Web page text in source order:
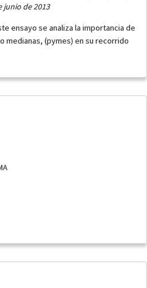
junio de 2013
ensayo se analiza la importancia de
medianas, (pymes) en su recorrido